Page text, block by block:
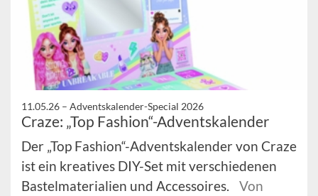
11.05.26 – Adventskalender-Special 2026
Craze: „Top Fashion“-Adventskalender
Der „Top Fashion“-Adventskalender von Craze
ist ein kreatives DIY-Set mit verschiedenen
Bastelmaterialien und Accessoires.
Von